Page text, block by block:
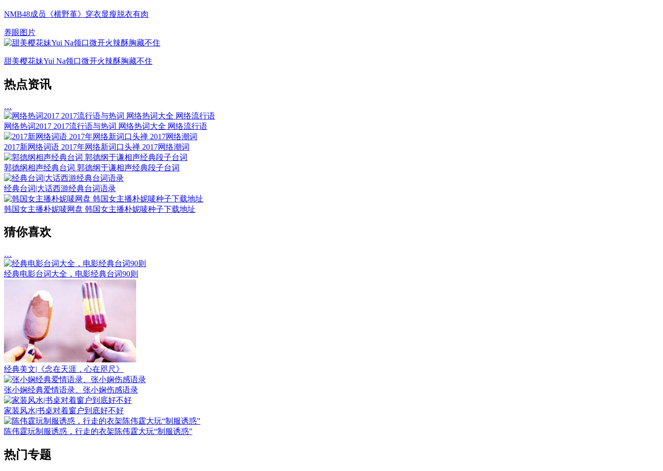
NMB48成员《横野堇》穿衣显瘦脱衣有肉
养眼图片
甜美樱花妹Yui Na领口微开火辣酥胸藏不住
热点资讯
…
网络热词2017 2017流行语与热词 网络热词大全 网络流行语
2017新网络词语 2017年网络新词口头禅 2017网络潮词
郭德纲相声经典台词 郭德纲于谦相声经典段子台词
经典台词|大话西游经典台词语录
韩国女主播朴妮唛网盘 韩国女主播朴妮唛种子下载地址
猜你喜欢
…
经典电影台词大全，电影经典台词90则
经典美文|《念在天涯，心在咫尺》
张小娴经典爱情语录、张小娴伤感语录
家装风水|书桌对着窗户到底好不好
陈伟霆玩制服诱惑，行走的衣架陈伟霆大玩“制服诱惑”
热门专题